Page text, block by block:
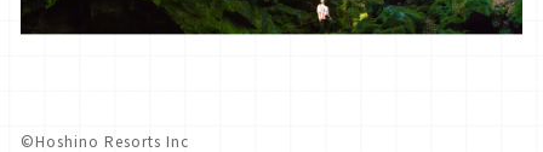
©︎Hoshino Resorts Inc